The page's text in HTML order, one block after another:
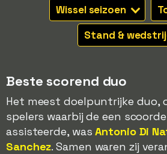
Wissel seizoen
Stand &
Beste scorend duo
Het meest doelpuntrijke duo,
spelers waarbij de een
assisteerde, wasAntonio Di
Sanchez. Samen waren zij